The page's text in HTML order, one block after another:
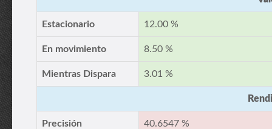
Estacionario 12.00 %
En movimiento 8.50 %
Mientras Dispara 3.01 %
Precisión 40.6547 %